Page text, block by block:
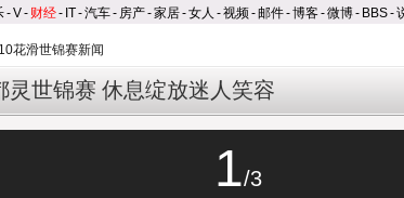
-V- 财经- IT-汽车- 房产-家居-女人 -视频-邮件-博客-微博- BBS-
花滑世锦赛新闻
灵世锦赛 休息绽放迷人笑容
1/3